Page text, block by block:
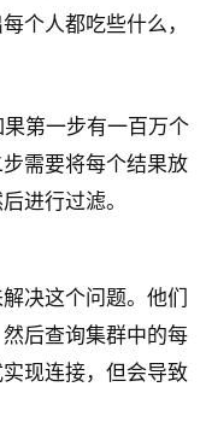
个人都吃些什么，
第一步有一百万个
需要将每个结果放
进行过滤。
决这个问题。他们
后查询集群中的每
现连接，但会导致